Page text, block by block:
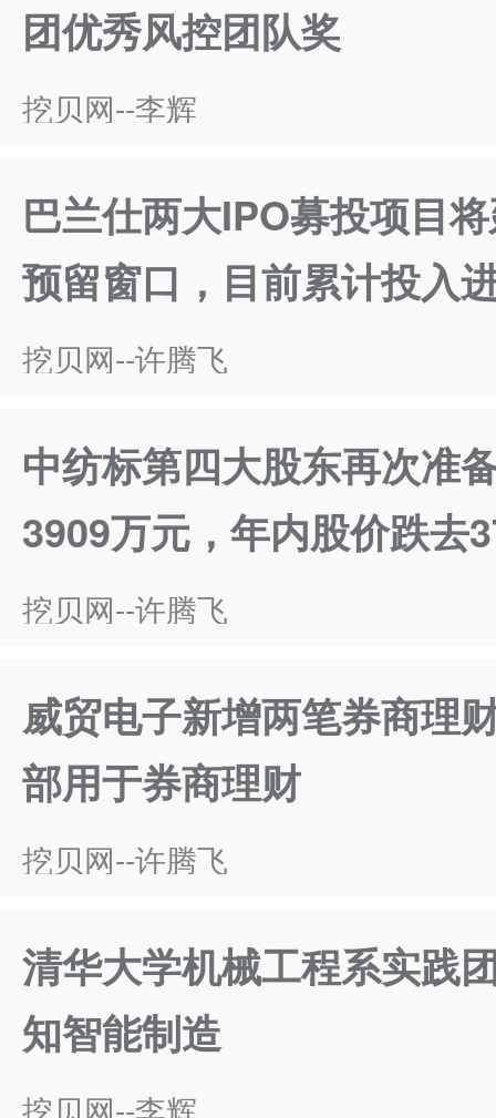
团优秀风控团队奖
挖贝网--李辉
巴兰仕两大IPO募投项目
预留窗口，目前累计投入
挖贝网--许腾飞
中纺标第四大股东再次准
3909万元，年内股价跌去
挖贝网--许腾飞
威贸电子新增两笔券商理
部用于券商理财
挖贝网--许腾飞
清华大学机械工程系实践
知智能制造
挖贝网--李辉